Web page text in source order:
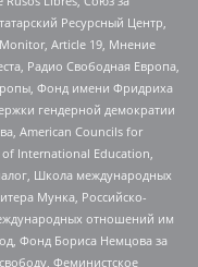
Ресурсный Центр,
Article 19, Мнение
Радио Свободная Европа,
Фонд имени Фридриха
гендерной демократии
American Councils for
International Education,
Школа международных
Мунка, Российско-
отношений им
Фонд Бориса Немцова за
Феминистское